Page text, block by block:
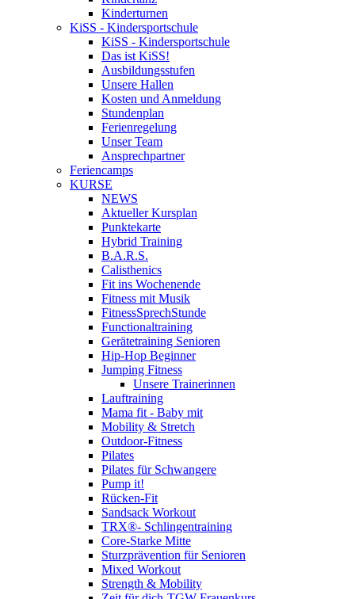
Kinderturnen
KiSS - Kindersportschule
KiSS - Kindersportschule
Das ist KiSS!
Ausbildungsstufen
Unsere Hallen
Kosten und Anmeldung
Stundenplan
Ferienregelung
Unser Team
Ansprechpartner
Feriencamps
KURSE
NEWS
Aktueller Kursplan
Punktekarte
Hybrid Training
B.A.R.S.
Calisthenics
Fit ins Wochenende
Fitness mit Musik
FitnessSprechStunde
Functionaltraining
Gerätetraining Senioren
Hip-Hop Beginner
Jumping Fitness
Unsere Trainerinnen
Lauftraining
Mama fit - Baby mit
Mobility & Stretch
Outdoor-Fitness
Pilates
Pilates für Schwangere
Pump it!
Rücken-Fit
Sandsack Workout
TRX®- Schlingentraining
Core-Starke Mitte
Sturzprävention für Senioren
Mixed Workout
Strength & Mobility